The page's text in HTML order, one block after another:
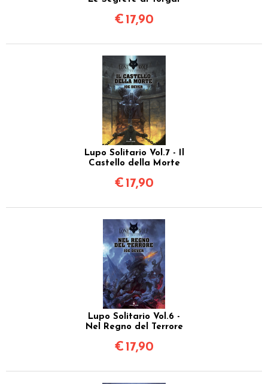
€ 17,90
Lupo Solitario Vol.7 - Il
Castello della Morte
€ 17,90
Lupo Solitario Vol.6 -
Nel Regno del Terrore
€ 17,90